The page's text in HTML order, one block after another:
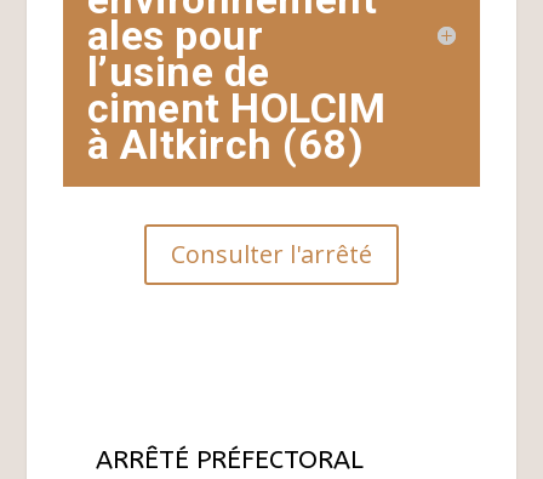
ales pour
l’usine de
ciment HOLCIM
à Altkirch (68)
Consulter l'arrêté
ARRÊTÉ PRÉFECTORAL